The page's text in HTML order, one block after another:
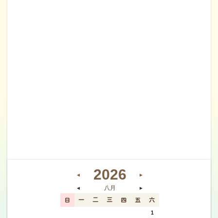
◄ 2026 ►
◄ 八月 ►
日 一 二 三 四 五 六
1